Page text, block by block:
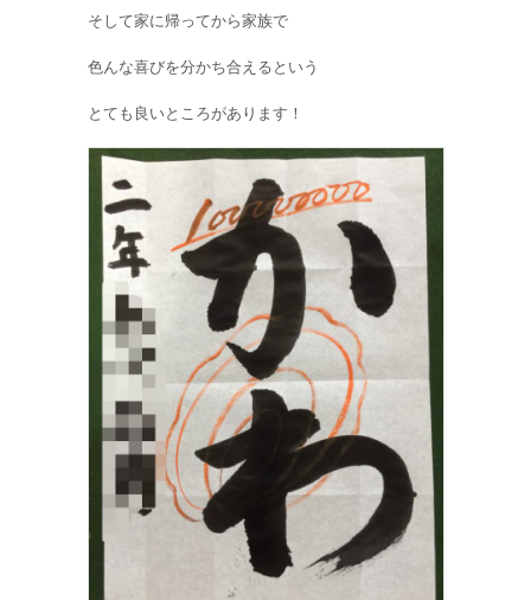
そして家に帰ってから家族で
色んな喜びを分かち合えるという
とても良いところがあります！